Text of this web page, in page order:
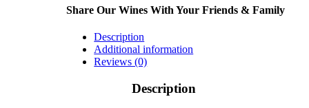
Share Our Wines With Your Friends & Family
Description
Additional information
Reviews (0)
Description